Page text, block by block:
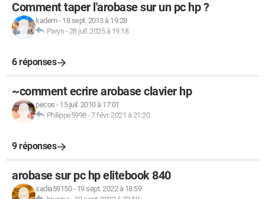
Comment taper l'arobase sur un pc hp ?
kadem- 18 sept. 2013 à 19:28
Parys -28 juil. 2025 à 19:18
6 réponses
~comment ecrire arobase clavier hp
pecos - 15 juil. 2010 à 17:01
Philippe5998-7 févr. 2021 à 21:20
9 réponses
arobase sur pc hp elitebook 840
sadia59150- 19 sept. 2022 à 18:59